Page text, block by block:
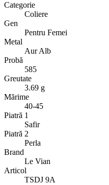
Categorie
Coliere
Gen
Pentru Femei
Metal
Aur Alb
Probă
585
Greutate
3.69 g
Mărime
40-45
Piatră 1
Safir
Piatră 2
Perla
Brand
Le Vian
Articol
TSDJ 9A